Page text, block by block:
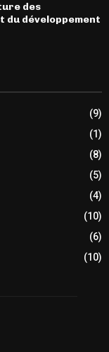
des
du développement
(9)
(1)
(8)
(5)
(4)
(10)
(6)
(10)